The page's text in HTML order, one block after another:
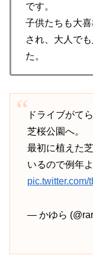
です。
子供たちも大
され、大人で
た。
ドライブがて
芝桜公園へ。
最初に植えた
いるので例年
pic.twitter.com/
— かゆら